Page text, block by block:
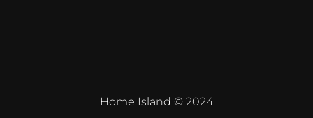
Home Island © 2024